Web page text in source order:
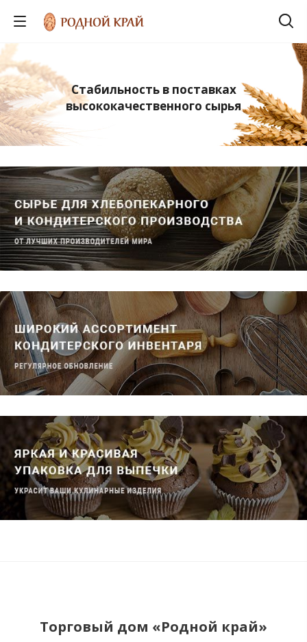
Стабильность в поставках
высококачественного сырья
Торговый дом «Родной край»